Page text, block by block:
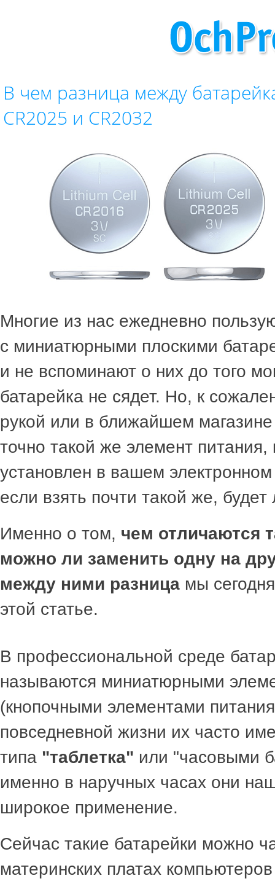
В чем разница между
CR2025 и CR2032
Многие из нас ежедневно
с миниатюрными плоскими
и не вспоминают о них до того
батарейка не сядет. Но, к
рукой или в ближайшем
точно такой же элемент питания,
установлен в вашем
если взять почти такой же, будет
Именно о том, чем отличаются
можно ли заменить одну на
между ними разница мы
этой статье.
В профессиональной среде
называются миниатюрными
(кнопочными элементами
повседневной жизни их часто
типа "таблетка" или "часовыми
именно в наручных часах они
широкое применение.
Сейчас такие батарейки можно
материнских платах